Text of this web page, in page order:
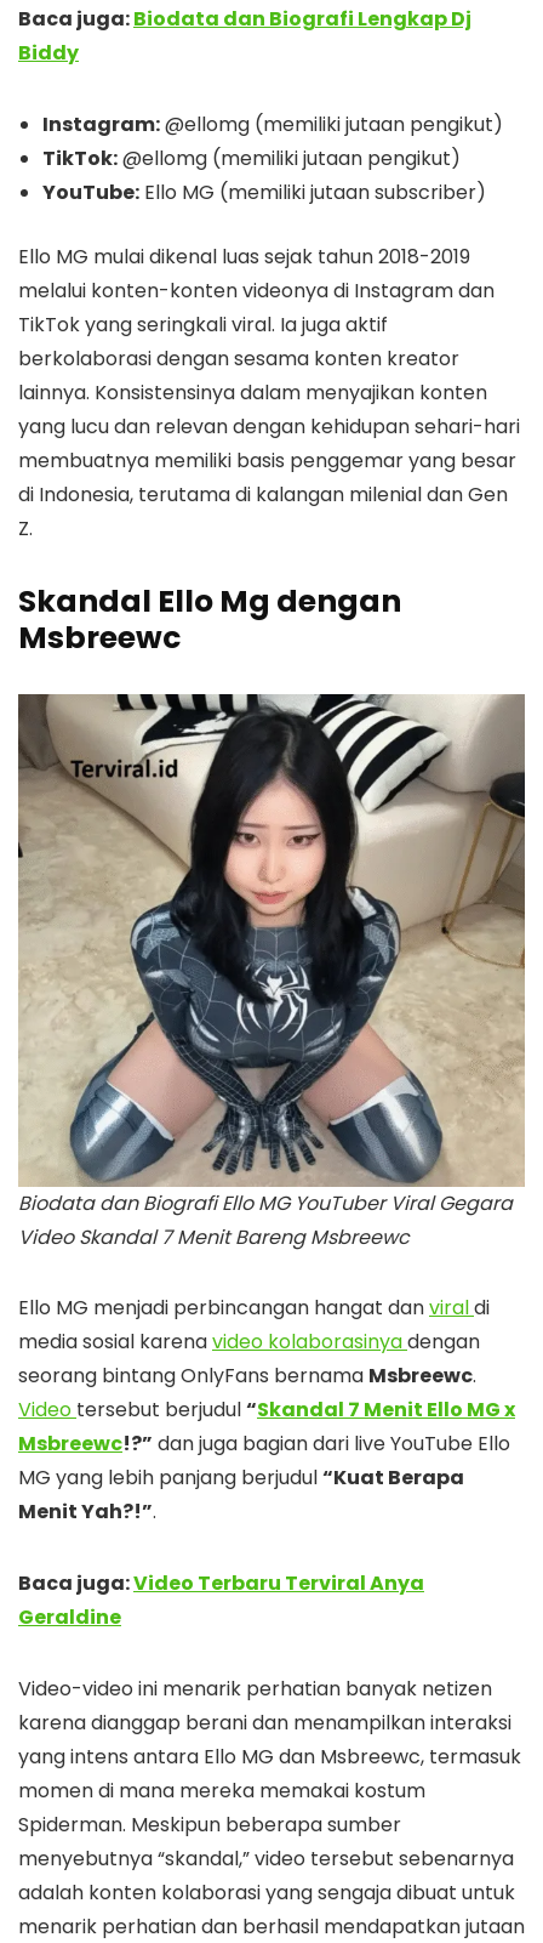
Baca juga:Biodata dan Biografi Lengkap Dj
Biddy
Instagram:@ellomg (memiliki jutaan pengikut)
TikTok:@ellomg (memiliki jutaan pengikut)
YouTube: Ello MG (memiliki jutaan subscriber)
Ello MG mulai dikenal luas sejak tahun 2018-2019
melalui konten-konten videonya di Instagram dan
TikTok yang seringkali viral. Ia juga aktif
berkolaborasi dengan sesama konten kreator
lainnya. Konsistensinya dalam menyajikan konten
yang lucu dan relevan dengan kehidupan sehari-hari
membuatnya memiliki basis penggemar yang besar
di Indonesia, terutama di kalangan milenial dan Gen
Z.
Skandal Ello Mg dengan
Msbreewc
Biodata dan Biografi Ello MG YouTuber Viral Gegara
Video Skandal 7 Menit Bareng Msbreewc
Ello MG menjadi perbincangan hangat danviraldi
media sosial karenavideo kolaborasinyadengan
seorang bintang OnlyFans bernama Msbreewc.
Video tersebut berjudul“Skandal 7 Menit Ello MG x
Msbreewc!?” dan juga bagian dari live YouTube Ello
MG yang lebih panjang berjudul“Kuat Berapa
Menit Yah?!”.
Baca juga:Video Terbaru Terviral Anya
Geraldine
Video-video ini menarik perhatian banyak netizen
karena dianggap berani dan menampilkan interaksi
yang intens antara Ello MG dan Msbreewc, termasuk
momen di mana mereka memakai kostum
Spiderman. Meskipun beberapa sumber
menyebutnya “skandal,” video tersebut sebenarnya
adalah konten kolaborasi yang sengaja dibuat untuk
menarik perhatian dan berhasil mendapatkan jutaan